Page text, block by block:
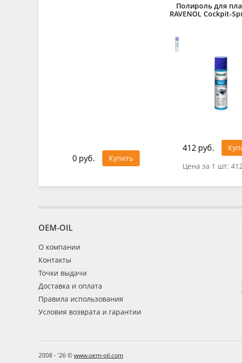
0 руб. Купить
Полироль для
RAVENOL Cockpit-
412 руб.
Цена за 1 шт:
OEM-OIL
О компании
Контакты
Точки выдачи
Доставка и оплата
Правила использования
Условия возврата и гарантии
2008 - '26 ©www.oem-oil.com